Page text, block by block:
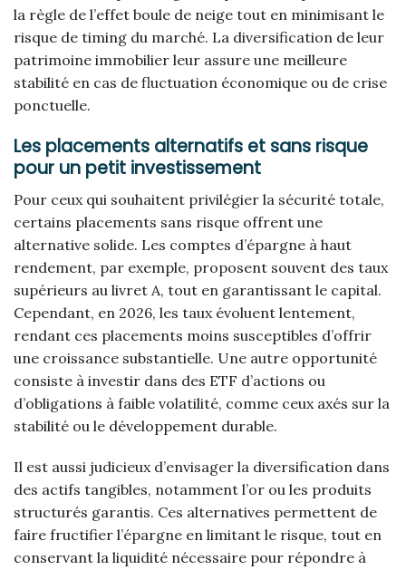
la règle de l’effet boule de neige tout en minimisant le
risque de timing du marché. La diversification de leur
patrimoine immobilier leur assure une meilleure
stabilité en cas de fluctuation économique ou de crise
ponctuelle.
Les placements alternatifs et sans risque
pour un petit investissement
Pour ceux qui souhaitent privilégier la sécurité totale,
certains placements sans risque offrent une
alternative solide. Les comptes d’épargne à haut
rendement, par exemple, proposent souvent des taux
supérieurs au livret A, tout en garantissant le capital.
Cependant, en 2026, les taux évoluent lentement,
rendant ces placements moins susceptibles d’offrir
une croissance substantielle. Une autre opportunité
consiste à investir dans des ETF d’actions ou
d’obligations à faible volatilité, comme ceux axés sur la
stabilité ou le développement durable.
Il est aussi judicieux d’envisager la diversification dans
des actifs tangibles, notamment l’or ou les produits
structurés garantis. Ces alternatives permettent de
faire fructifier l’épargne en limitant le risque, tout en
conservant la liquidité nécessaire pour répondre à